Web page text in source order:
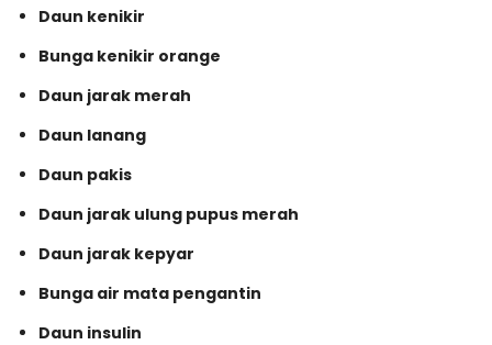
Daun kenikir
Bunga kenikir orange
Daun jarak merah
Daun lanang
Daun pakis
Daun jarak ulung pupus merah
Daun jarak kepyar
Bunga air mata pengantin
Daun insulin